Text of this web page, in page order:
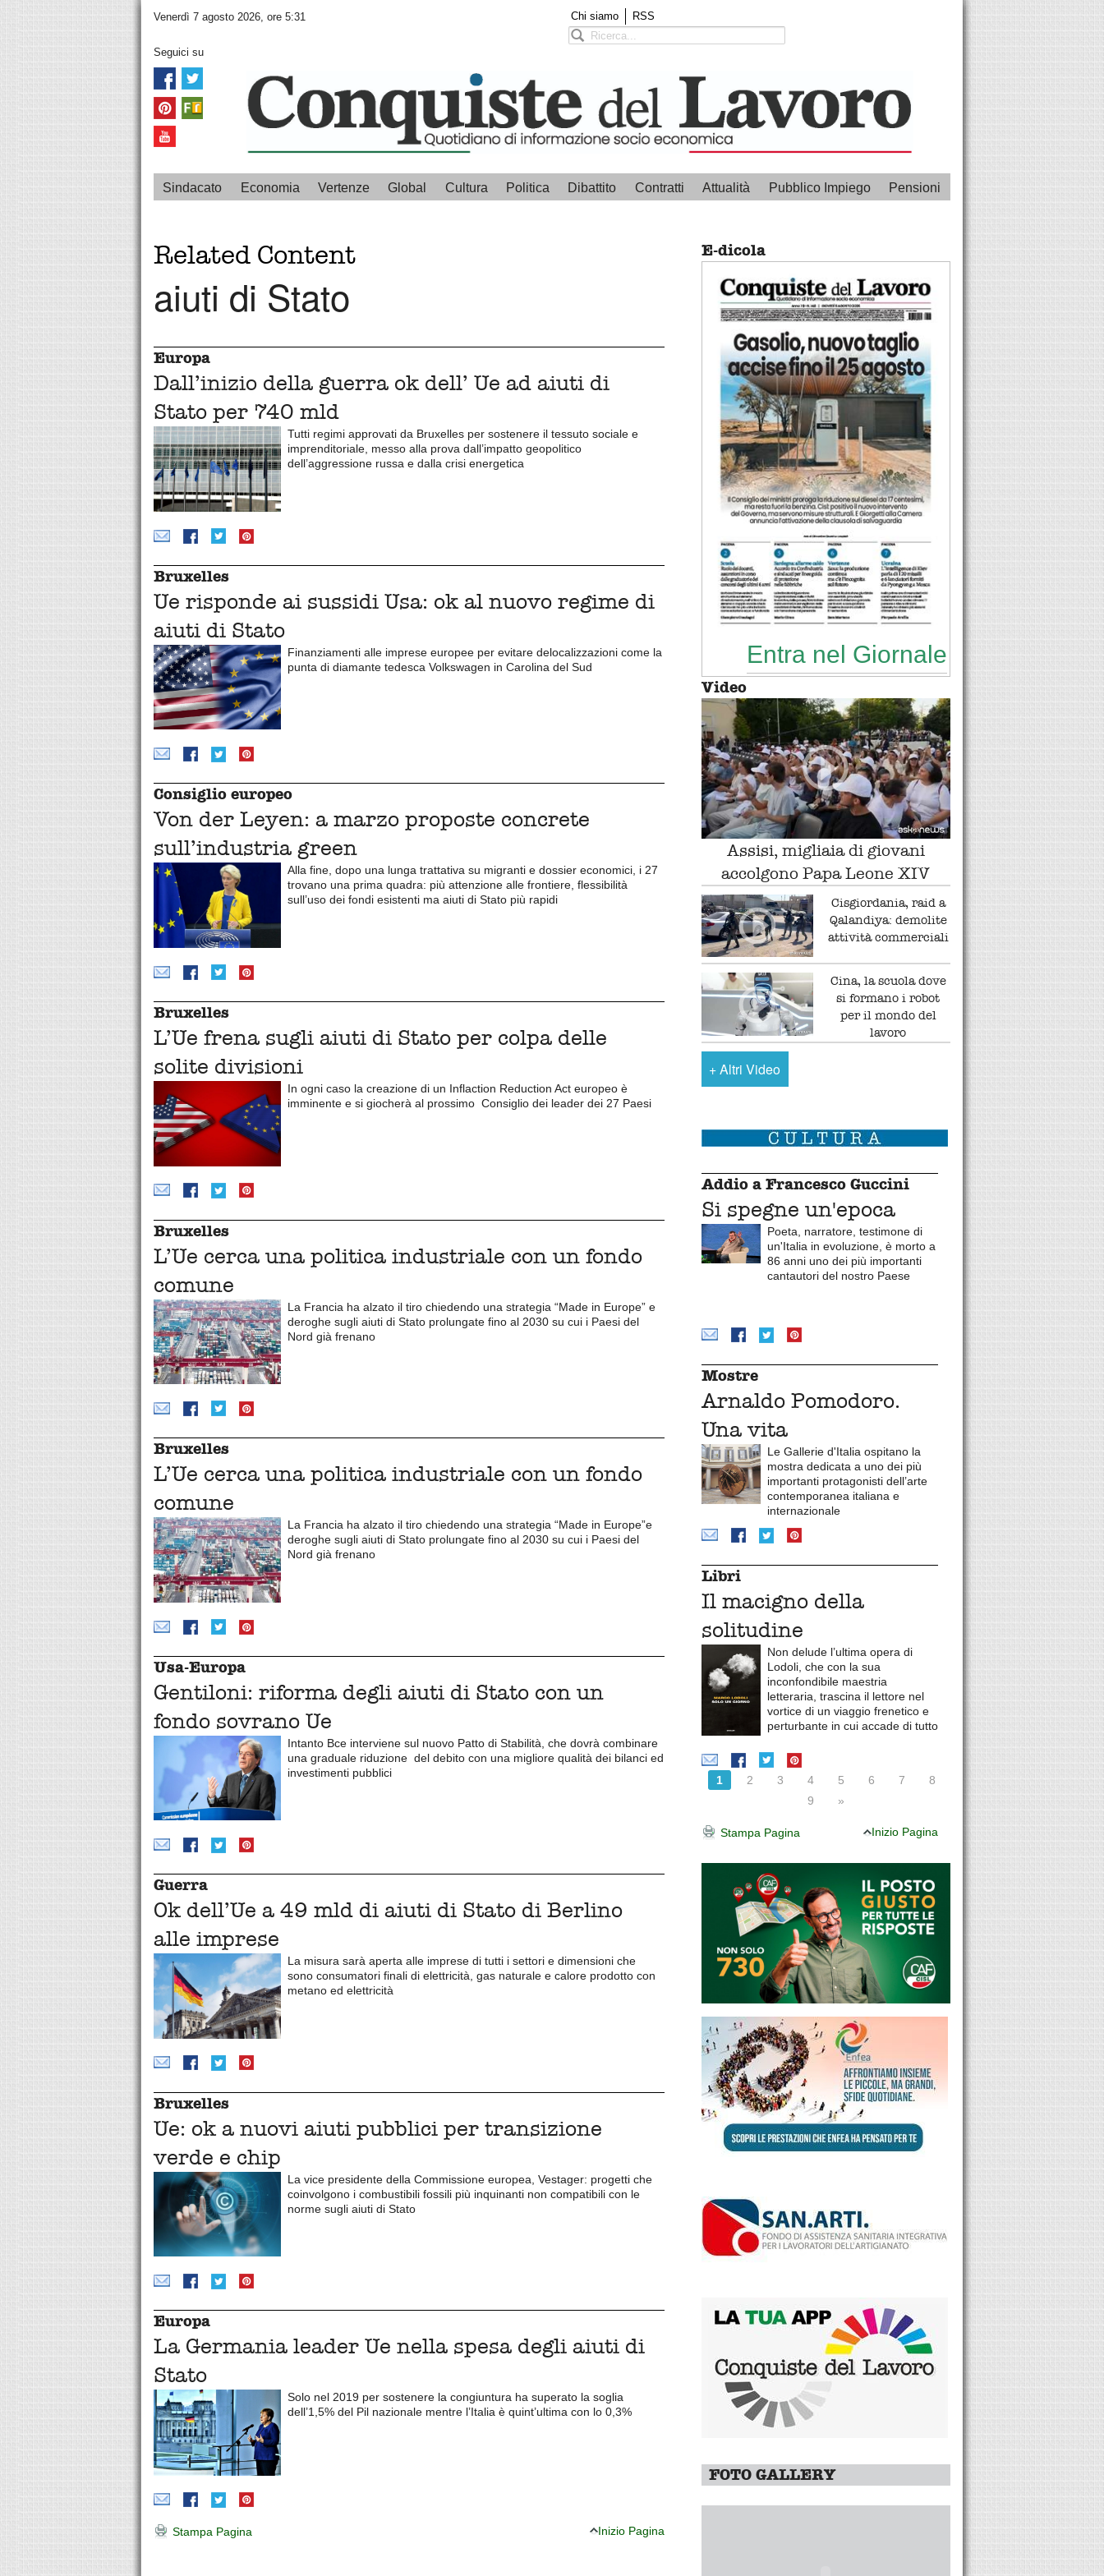
Venerdì 7 agosto 2026, ore 5:31 Chi siamo RSS
Seguici su
Sindacato Economia Vertenze Global Cultura Politica Dibattito Contratti Attualità Pubblico Impiego Pensioni
Related Content
aiuti di Stato
Europa
Dall’inizio della guerra ok dell’ Ue ad aiuti di
Stato per 740 mld
Tutti regimi approvati da Bruxelles per sostenere il tessuto sociale e
imprenditoriale, messo alla prova dall’impatto geopolitico
dell’aggressione russa e dalla crisi energetica
Bruxelles
Ue risponde ai sussidi Usa: ok al nuovo regime di
aiuti di Stato
Finanziamenti alle imprese europee per evitare delocalizzazioni come la
punta di diamante tedesca Volkswagen in Carolina del Sud
Consiglio europeo
Von der Leyen: a marzo proposte concrete
sull’industria green
Alla fine, dopo una lunga trattativa su migranti e dossier economici, i 27
trovano una prima quadra: più attenzione alle frontiere, flessibilità
sull’uso dei fondi esistenti ma aiuti di Stato più rapidi
Bruxelles
L’Ue frena sugli aiuti di Stato per colpa delle
solite divisioni
In ogni caso la creazione di un Inflaction Reduction Act europeo è
imminente e si giocherà al prossimo Consiglio dei leader dei 27 Paesi
Bruxelles
L’Ue cerca una politica industriale con un fondo
comune
La Francia ha alzato il tiro chiedendo una strategia “Made in Europe” e
deroghe sugli aiuti di Stato prolungate fino al 2030 su cui i Paesi del
Nord già frenano
Bruxelles
L’Ue cerca una politica industriale con un fondo
comune
La Francia ha alzato il tiro chiedendo una strategia “Made in Europe”e
deroghe sugli aiuti di Stato prolungate fino al 2030 su cui i Paesi del
Nord già frenano
Usa-Europa
Gentiloni: riforma degli aiuti di Stato con un
fondo sovrano Ue
Intanto Bce interviene sul nuovo Patto di Stabilità, che dovrà combinare
una graduale riduzione del debito con una migliore qualità dei bilanci ed
investimenti pubblici
Guerra
Ok dell’Ue a 49 mld di aiuti di Stato di Berlino
alle imprese
La misura sarà aperta alle imprese di tutti i settori e dimensioni che
sono consumatori finali di elettricità, gas naturale e calore prodotto con
metano ed elettricità
Bruxelles
Ue: ok a nuovi aiuti pubblici per transizione
verde e chip
La vice presidente della Commissione europea, Vestager: progetti che
coinvolgono i combustibili fossili più inquinanti non compatibili con le
norme sugli aiuti di Stato
Europa
La Germania leader Ue nella spesa degli aiuti di
Stato
Solo nel 2019 per sostenere la congiuntura ha superato la soglia
dell’1,5% del Pil nazionale mentre l’Italia è quint’ultima con lo 0,3%
Stampa Pagina Inizio Pagina
E-dicola
Entra nel Giornale
Video
Assisi, migliaia di giovani
accolgono Papa Leone XIV
Cisgiordania, raid a
Qalandiya: demolite
attività commerciali
Cina, la scuola dove
si formano i robot
per il mondo del
lavoro
+Altri Video
Addio a Francesco Guccini
Si spegne un'epoca
Poeta, narratore, testimone di
un'Italia in evoluzione, è morto a
86 anni uno dei più importanti
cantautori del nostro Paese
Mostre
Arnaldo Pomodoro.
Una vita
Le Gallerie d'Italia ospitano la
mostra dedicata a uno dei più
importanti protagonisti dell’arte
contemporanea italiana e
internazionale
Libri
Il macigno della
solitudine
Non delude l’ultima opera di
Lodoli, che con la sua
inconfondibile maestria
letteraria, trascina il lettore nel
vortice di un viaggio frenetico e
perturbante in cui accade di tutto
1 2 3 4 5 6 7
8
9
»
Stampa Pagina Inizio Pagina
FOTO GALLERY